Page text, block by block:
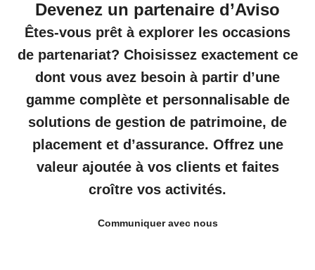
Devenez un partenaire d’Aviso
Êtes-vous prêt à explorer les occasions
de partenariat? Choisissez exactement ce
dont vous avez besoin à partir d’une
gamme complète et personnalisable de
solutions de gestion de patrimoine, de
placement et d’assurance. Offrez une
valeur ajoutée à vos clients et faites
croître vos activités.
Communiquer avec nous